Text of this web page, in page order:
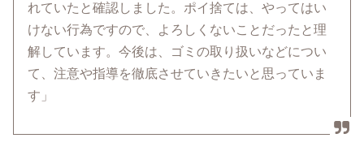
れていたと確認しました。ポイ捨ては、やってはい
けない行為ですので、よろしくないことだったと理
解しています。今後は、ゴミの取り扱いなどについ
て、注意や指導を徹底させていきたいと思っていま
す」